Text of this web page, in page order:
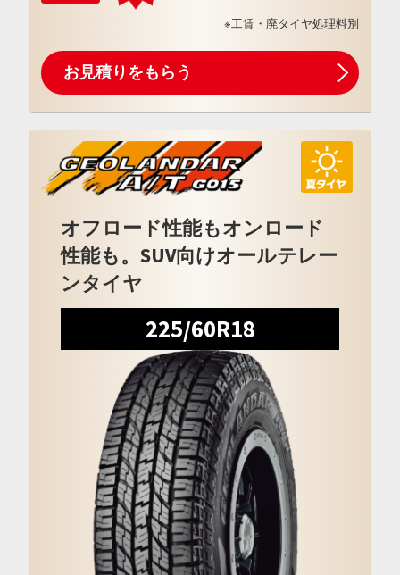
※工賃・廃タイヤ処理料別
お見積りをもらう
オフロード性能もオンロード
性能も。SUV向けオールテレー
ンタイヤ
225/60R18